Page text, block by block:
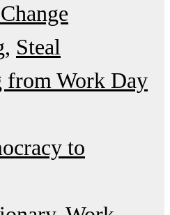
Steal
from Work Day
to